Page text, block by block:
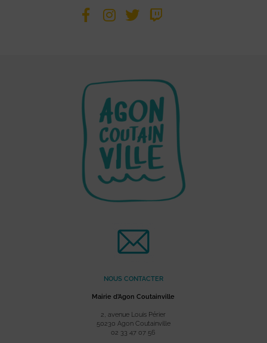
NOUS CONTACTER
Mairie d’Agon Coutainville
2, avenue Louis Périer
50230 Agon Coutainville
02 33 47 07 56